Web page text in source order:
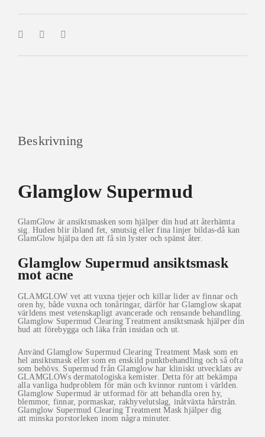
Beskrivning
Glamglow Supermud
GlamGlow är ansiktsmasken som hjälper din hud att återhämta
sig. Huden blir ibland fet, smutsig eller fina linjer bildas-då kan
GlamGlow hjälpa den att få sin lyster och spänst åter.
Glamglow Supermud ansiktsmask
mot acne
GLAMGLOW vet att vuxna tjejer och killar lider av finnar och
oren hy, både vuxna och tonåringar, därför har Glamglow skapat
världens mest vetenskapligt avancerade och rensande behandling.
Glamglow Supermud Clearing Treatment ansiktsmask hjälper din
hud att förebygga och läka från insidan och ut.
Använd Glamglow Supermud Clearing Treatment Mask som en
hel ansiktsmask eller som en enskild punktbehandling och så ofta
som behövs. Supermud från Glamglow har kliniskt utvecklats av
GLAMGLOWs dermatologiska kemister. Detta för att bekämpa
alla vanliga hudproblem för män och kvinnor runtom i världen.
Glamglow Supermud är utformad för att behandla oren hy,
blemmor, finnar, pormaskar, rakhyvelutslag, inåtväxta hårstrån.
Glamglow Supermud Clearing Treatment Mask hjälper dig
att minska porstorleken inom några minuter.